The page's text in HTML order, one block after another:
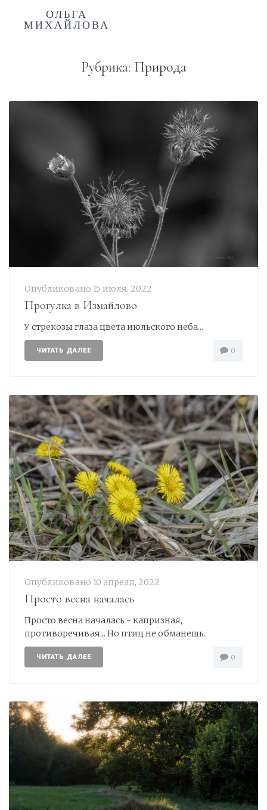
ОЛЬГА
МИХАЙЛОВА
Рубрика: Природа
Опубликовано 15 июля, 2022
Прогулка в Измайлово
У стрекозы глаза цвета июльского неба...
ЧИТАТЬ ДАЛЕЕ 0
Опубликовано 10 апреля, 2022
Просто весна началась
Просто весна началась - капризная,
противоречивая... Но птиц не обманешь.
ЧИТАТЬ ДАЛЕЕ 0